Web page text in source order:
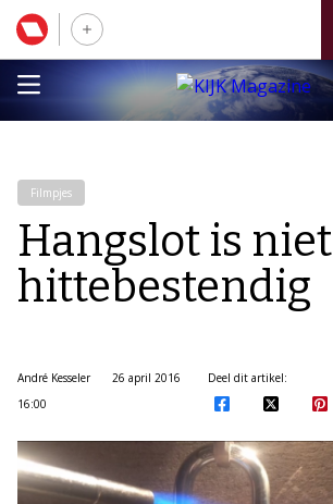
Filmpjes
Hangslot is niet
hittebestendig
André Kesseler
26 april 2016
16:00
Deel dit artikel: